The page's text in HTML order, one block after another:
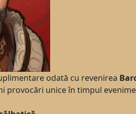
odată cu revenirea
provocări unice în timpul